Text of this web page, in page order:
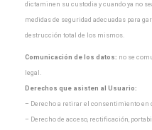
dictaminen su custodia y cuando ya no
medidas de seguridad adecuadas para
destrucción total de los mismos.
Comunicación de los datos: no se
legal.
Derechos que asisten al Usuario:
– Derecho a retirar el consentimiento en
– Derecho de acceso, rectificación,